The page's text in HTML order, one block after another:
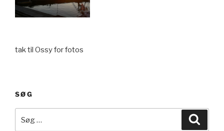
tak til Ossy for fotos
SØG
efter: